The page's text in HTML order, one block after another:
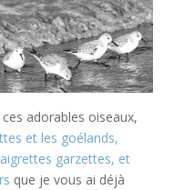
ces adorables oiseaux,
et les goélands,
aigrettes garzettes, et
que je vous ai déjà